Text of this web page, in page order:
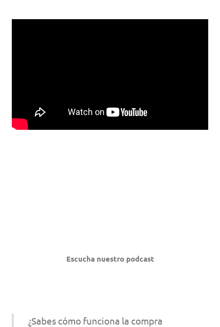
Escucha nuestro podcast
¿Sabes cómo funciona la compra